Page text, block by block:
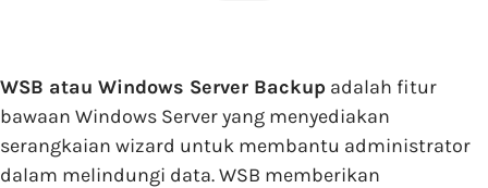
WSB atau Windows Server Backup adalah fitur
bawaan Windows Server yang menyediakan
serangkaian wizard untuk membantu administrator
dalam melindungi data. WSB memberikan